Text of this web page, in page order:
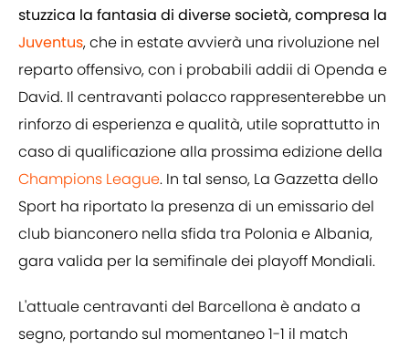
stuzzica la fantasia di diverse società, compresa la
Juventus, che in estate avvierà una rivoluzione nel
reparto offensivo, con i probabili addii di Openda e
David. Il centravanti polacco rappresenterebbe un
rinforzo di esperienza e qualità, utile soprattutto in
caso di qualificazione alla prossima edizione della
Champions League. In tal senso, La Gazzetta dello
Sport ha riportato la presenza di un emissario del
club bianconero nella sfida tra Polonia e Albania,
gara valida per la semifinale dei playoff Mondiali.
L'attuale centravanti del Barcellona è andato a
segno, portando sul momentaneo 1-1 il match